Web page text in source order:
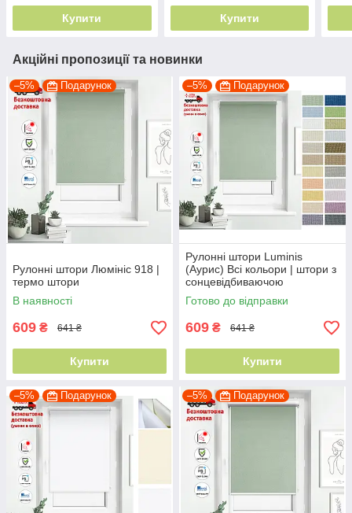
Купити Купити
Акційні пропозиції та новинки
–5% Подарунок
Рулонні штори Люмініс 918 |
термо штори
В наявності
609 ₴ 641 ₴
Купити
–5% Подарунок
Рулонні штори Luminis
(Аурис) Всі кольори | штори з
сонцевідбиваючою
поверхнею (відкритого типа)
Готово до відправки
609 ₴ 641 ₴
Купити
–5% Подарунок –5% Подарунок